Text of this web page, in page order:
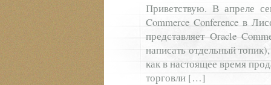
Приветствую. В апреле
Commerce Conference в
представляет Oracle
написать отдельный
как в настоящее время
торговли […]